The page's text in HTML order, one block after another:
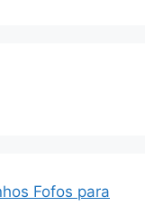
Fofos para